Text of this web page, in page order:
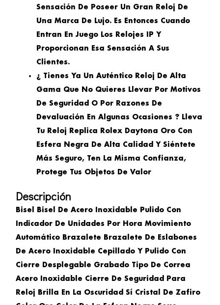
Sensación De Poseer Un Gran Reloj De
Una Marca De Lujo. Es Entonces Cuando
Entran En Juego Los Relojes IP Y
Proporcionan Esa Sensación A Sus
Clientes.
¿ Tienes Ya Un Auténtico Reloj De Alta
Gama Que No Quieres Llevar Por Motivos
De Seguridad O Por Razones De
Devaluación En Algunas Ocasiones ? Lleva
Tu Reloj Replica Rolex Daytona Oro Con
Esfera Negra De Alta Calidad Y Siéntete
Más Seguro, Ten La Misma Confianza,
Protege Tus Objetos De Valor
Descripción
Bisel
Bisel De Acero Inoxidable Pulido Con
Indicador De Unidades Por Hora Movimiento
Automático Brazalete Brazalete De Eslabones
De Acero Inoxidable Cepillado Y Pulido Con
Cierre Desplegable Grabado Tipo De Correa
Acero Inoxidable Cierre De Seguridad
Para
Reloj Brilla En La Oscuridad Sí Cristal
De Zafiro